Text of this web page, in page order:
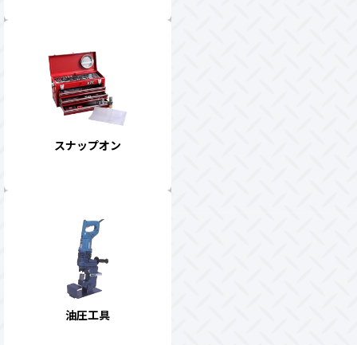
スナップオン
油圧工具